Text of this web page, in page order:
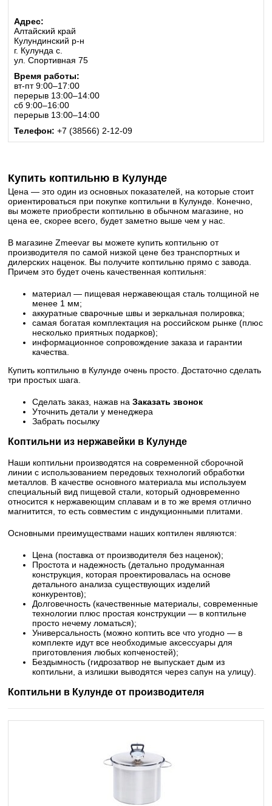
Адрес:
Алтайский край
Кулундинский р-н
г. Кулунда с.
ул. Спортивная 75
Время работы:
вт-пт 9:00–17:00
перерыв 13:00–14:00
сб 9:00–16:00
перерыв 13:00–14:00
Телефон: +7 (38566) 2-12-09
Купить коптильню в Кулунде
Цена — это один из основных показателей, на которые стоит
ориентироваться при покупке коптильни в Кулунде. Конечно,
вы можете приобрести коптильню в обычном магазине, но
цена ее, скорее всего, будет заметно выше чем у нас.
В магазине Zmeevar вы можете купить коптильню от
производителя по самой низкой цене без транспортных и
дилерских наценок. Вы получите коптильню прямо с завода.
Причем это будет очень качественная коптильня:
материал — пищевая нержавеющая сталь толщиной не
менее 1 мм;
аккуратные сварочные швы и зеркальная полировка;
самая богатая комплектация на российском рынке (плюс
несколько приятных подарков);
информационное сопровождение заказа и гарантии
качества.
Купить коптильню в Кулунде очень просто. Достаточно сделать
три простых шага.
Сделать заказ, нажав наЗаказать звонок
Уточнить детали у менеджера
Забрать посылку
Коптильни из нержавейки в Кулунде
Наши коптильни производятся на современной сборочной
линии с использованием передовых технологий обработки
металлов. В качестве основного материала мы используем
специальный вид пищевой стали, который одновременно
относится к нержавеющим сплавам и в то же время отлично
магнитится, то есть совместим с индукционными плитами.
Основными преимуществами наших коптилен являются:
Цена (поставка от производителя без наценок);
Простота и надежность (детально продуманная
конструкция, которая проектировалась на основе
детального анализа существующих изделий
конкурентов);
Долговечность (качественные материалы, современные
технологии плюс простая конструкции — в коптильне
просто нечему ломаться);
Универсальность (можно коптить все что угодно — в
комплекте идут все необходимые аксессуары для
приготовления любых копченостей);
Бездымность (гидрозатвор не выпускает дым из
коптильни, а излишки выводятся через сапун на улицу).
Коптильни в Кулунде от производителя